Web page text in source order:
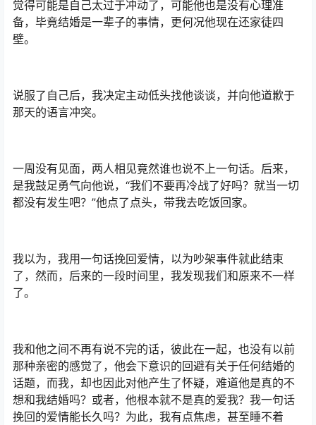
觉得可能是自己太过于冲动了，可能他也是没有心理准
备，毕竟结婚是一辈子的事情，更何况他现在还家徒四
壁。
说服了自己后，我决定主动低头找他谈谈，并向他道歉于
那天的语言冲突。
一周没有见面，两人相见竟然谁也说不上一句话。后来，
是我鼓足勇气向他说，“我们不要再冷战了好吗？就当一切
都没有发生吧？”他点了点头，带我去吃饭回家。
我以为，我用一句话挽回爱情，以为吵架事件就此结束
了，然而，后来的一段时间里，我发现我们和原来不一样
了。
我和他之间不再有说不完的话，彼此在一起，也没有以前
那种亲密的感觉了，他会下意识的回避有关于任何结婚的
话题，而我，却也因此对他产生了怀疑，难道他是真的不
想和我结婚吗？或者，他根本就不是真的爱我？我一句话
挽回的爱情能长久吗？为此，我有点焦虑，甚至睡不着